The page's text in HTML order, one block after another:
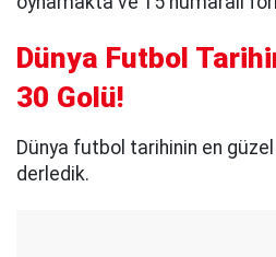
Dünya Futbol
30 Golü!
Dünya futbol tarihinin en
derledik.